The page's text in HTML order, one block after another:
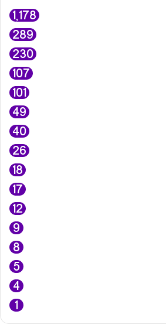
1٬178
289
230
107
101
49
40
26
18
17
12
9
8
5
4
1